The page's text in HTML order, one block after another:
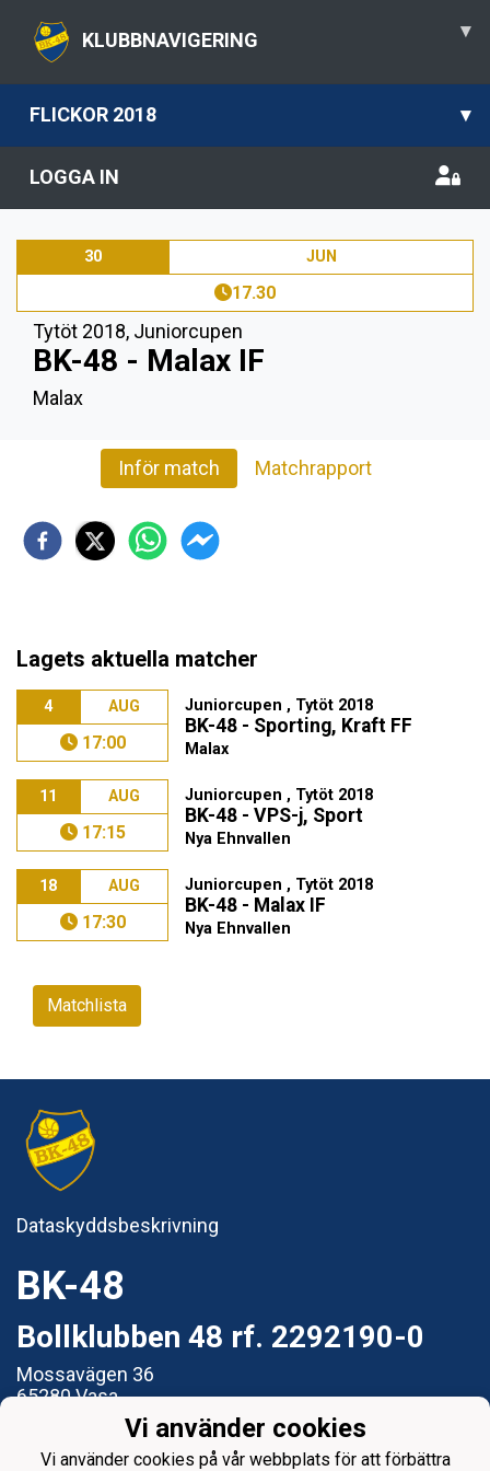
KLUBBNAVIGERING ▾
FLICKOR 2018 ▾
LOGGA IN
30 JUN
17.30
Tytöt 2018, Juniorcupen
BK-48 - Malax IF
Malax
Inför match Matchrapport
Lagets aktuella matcher
4 AUG
17:00
Juniorcupen , Tytöt 2018
BK-48 - Sporting, Kraft FF
Malax
11 AUG
17:15
Juniorcupen , Tytöt 2018
BK-48 - VPS-j, Sport
Nya Ehnvallen
18 AUG
17:30
Juniorcupen , Tytöt 2018
BK-48 - Malax IF
Nya Ehnvallen
Matchlista
Dataskyddsbeskrivning
BK-48
Bollklubben 48 rf. 2292190-0
Mossavägen 36
65280 Vasa
e-post: styrelsen@bk48.fi
Vi använder cookies
Vi använder cookies på vår webbplats för att förbättra